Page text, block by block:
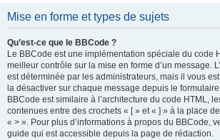
Mise en forme et types de sujets
Qu’est-ce que le BBCode ?
Le BBCode est une implémentation spéciale du code
meilleur contrôle sur la mise en forme d’un message.
est déterminée par les administrateurs, mais il vous
la désactiver sur chaque message depuis le
BBCode est similaire à l’architecture du code HTML,
contenues entre des crochets « [ » et « ] » à la place
« > ». Pour plus d’informations à propos du BBCode,
guide qui est accessible depuis la page de rédaction.